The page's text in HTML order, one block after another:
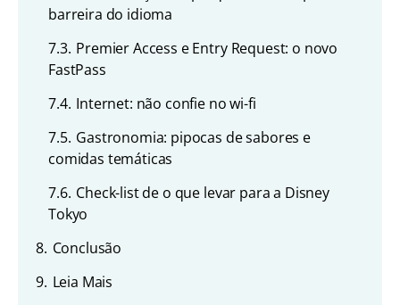
barreira do idioma
7.3. Premier Access e Entry Request: o novo
FastPass
7.4. Internet: não confie no wi-fi
7.5. Gastronomia: pipocas de sabores e
comidas temáticas
7.6. Check-list de o que levar para a Disney
Tokyo
8. Conclusão
9. Leia Mais